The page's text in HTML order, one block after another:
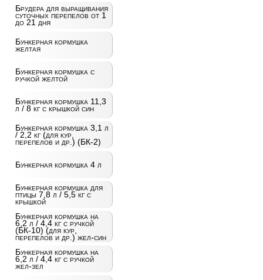
Брудера для выращивания
суточных перепелов от 1
до 21 дня
Бункерная кормушка
желтая
Бункерная кормушка с
ручкой желтой
Бункерная кормушка 11,3
л / 8 кг с крышкой син
Бункерная кормушка 3,1 л
/ 2,2 кг (для кур,
перепелов и др.) (БК-2)
Бункерная кормушка 4 л
Бункерная кормушка для
птицы 7,8 л / 5,5 кг с
крышкой
Бункерная кормушка на
6,2 л / 4,4 кг с ручкой
(БК-10) (для кур,
перепелов и др.) жел-син
Бункерная кормушка на
6,2 л / 4,4 кг с ручкой
жел-зел